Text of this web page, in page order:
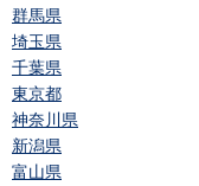
群馬県
埼玉県
千葉県
東京都
神奈川県
新潟県
富山県